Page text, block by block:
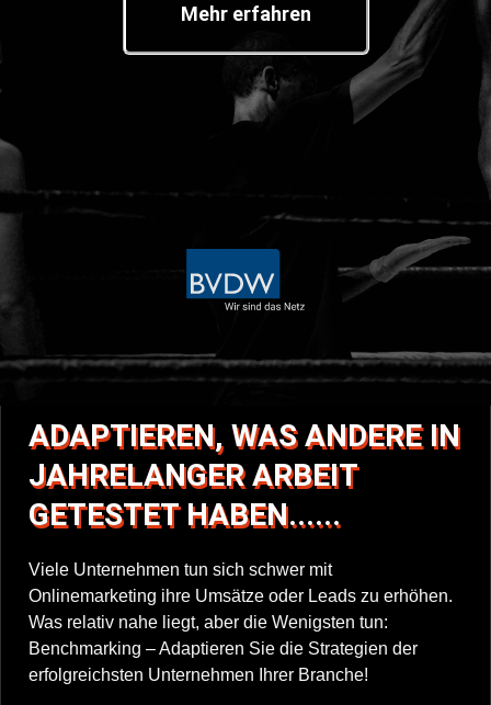
Mehr erfahren
ADAPTIEREN, WAS ANDERE IN
JAHRELANGER ARBEIT
GETESTET HABEN......
Viele Unternehmen tun sich schwer mit
Onlinemarketing ihre Umsätze oder Leads zu erhöhen.
Was relativ nahe liegt, aber die Wenigsten tun:
Benchmarking – Adaptieren Sie die Strategien der
erfolgreichsten Unternehmen Ihrer Branche!